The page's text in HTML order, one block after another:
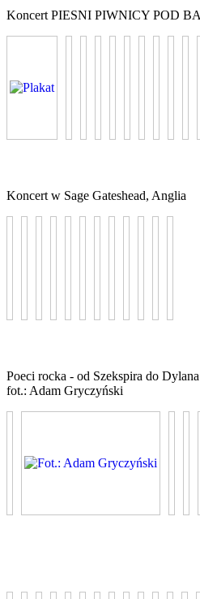
Koncert PIESNI PIWNICY POD
Koncert w Sage Gateshead, Anglia
Poeci rocka - od Szekspira do Dylana
fot.: Adam Gryczyński